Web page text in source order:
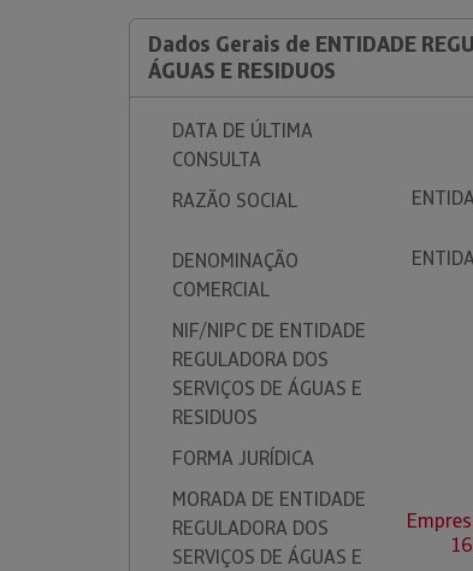
Dados Gerais de ENTIDADE
ÁGUAS E RESIDUOS
DATA DE ÚLTIMA
CONSULTA
RAZÃO SOCIAL
DENOMINAÇÃO
COMERCIAL
NIF/NIPC DE ENTIDADE
REGULADORA DOS
SERVIÇOS DE ÁGUAS E
RESIDUOS
FORMA JURÍDICA
MORADA DE ENTIDADE
REGULADORA DOS
SERVIÇOS DE ÁGUAS E